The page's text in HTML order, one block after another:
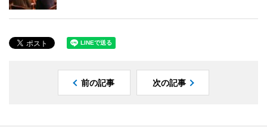
前の記事 次の記事